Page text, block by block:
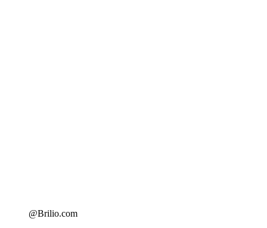
@Brilio.com